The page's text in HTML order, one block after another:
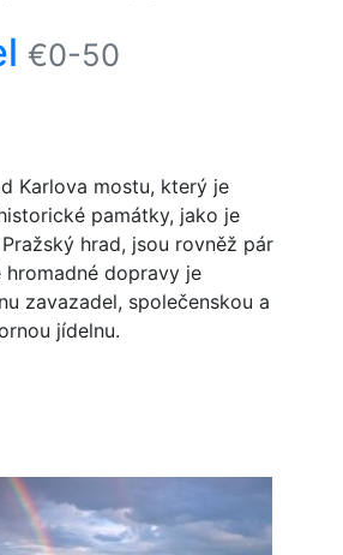
€0-50
Karlova mostu, který je
památky, jako je
hrad, jsou rovněž pár
dopravy je
zavazadel, společenskou a
jídelnu.